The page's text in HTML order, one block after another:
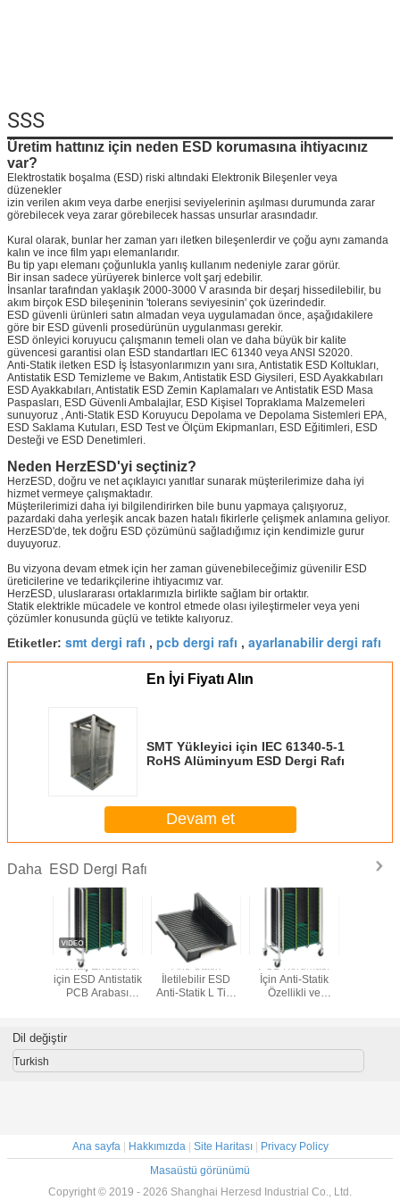
SSS
Üretim hattınız için neden ESD korumasına ihtiyacınız
var?
Elektrostatik boşalma (ESD) riski altındaki Elektronik Bileşenler veya
düzenekler
izin verilen akım veya darbe enerjisi seviyelerinin aşılması durumunda zarar
görebilecek veya zarar görebilecek hassas unsurlar arasındadır.
Kural olarak, bunlar her zaman yarı iletken bileşenlerdir ve çoğu aynı zamanda
kalın ve ince film yapı elemanlarıdır.
Bu tip yapı elemanı çoğunlukla yanlış kullanım nedeniyle zarar görür.
Bir insan sadece yürüyerek binlerce volt şarj edebilir.
İnsanlar tarafından yaklaşık 2000-3000 V arasında bir deşarj hissedilebilir, bu
akım birçok ESD bileşeninin 'tolerans seviyesinin' çok üzerindedir.
ESD güvenli ürünleri satın almadan veya uygulamadan önce, aşağıdakilere
göre bir ESD güvenli prosedürünün uygulanması gerekir.
ESD önleyici koruyucu çalışmanın temeli olan ve daha büyük bir kalite
güvencesi garantisi olan ESD standartları IEC 61340 veya ANSI S2020.
Anti-Statik iletken ESD İş İstasyonlarımızın yanı sıra, Antistatik ESD Koltukları,
Antistatik ESD Temizleme ve Bakım, Antistatik ESD Giysileri, ESD Ayakkabıları
ESD Ayakkabıları, Antistatik ESD Zemin Kaplamaları ve Antistatik ESD Masa
Paspasları, ESD Güvenli Ambalajlar, ESD Kişisel Topraklama Malzemeleri
sunuyoruz , Anti-Statik ESD Koruyucu Depolama ve Depolama Sistemleri EPA,
ESD Saklama Kutuları, ESD Test ve Ölçüm Ekipmanları, ESD Eğitimleri, ESD
Desteği ve ESD Denetimleri.
Neden HerzESD'yi seçtiniz?
HerzESD, doğru ve net açıklayıcı yanıtlar sunarak müşterilerimize daha iyi
hizmet vermeye çalışmaktadır.
Müşterilerimizi daha iyi bilgilendirirken bile bunu yapmaya çalışıyoruz,
pazardaki daha yerleşik ancak bazen hatalı fikirlerle çelişmek anlamına geliyor.
HerzESD'de, tek doğru ESD çözümünü sağladığımız için kendimizle gurur
duyuyoruz.
Bu vizyona devam etmek için her zaman güvenebileceğimiz güvenilir ESD
üreticilerine ve tedarikçilerine ihtiyacımız var.
HerzESD, uluslararası ortaklarımızla birlikte sağlam bir ortaktır.
Statik elektrikle mücadele ve kontrol etmede olası iyileştirmeler veya yeni
çözümler konusunda güçlü ve tetikte kalıyoruz.
Etiketler: smt dergi rafı , pcb dergi rafı , ayarlanabilir dergi rafı
En İyi Fiyatı Alın
SMT Yükleyici için IEC 61340-5-1
RoHS Alüminyum ESD Dergi Rafı
Devam et
Daha ESD Dergi Rafı
Montaj Endüstrisi
için ESD Antistatik
PCB Arabası
Anti-Statik
İletilebilir ESD
Anti-Statik L Tipi
PCB Koruması
İçin Anti-Statik
Özellikli ve
Dil değiştir
Turkish
Ana sayfa | Hakkımızda | Site Haritası| Privacy Policy
Masaüstü görünümü
Copyright © 2019 - 2026 Shanghai Herzesd Industrial Co., Ltd.